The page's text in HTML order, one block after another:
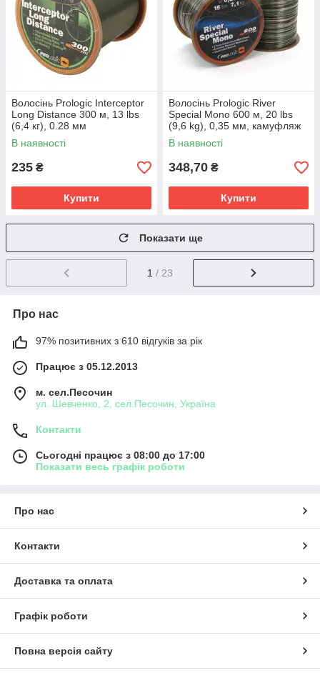
Волосінь Prologic Interceptor
Long Distance 300 м, 13 lbs
(6,4 кг), 0.28 мм
В наявності
235 ₴
Купити
Волосінь Prologic River
Special Mono 600 м, 20 lbs
(9,6 kg), 0,35 мм, камуфляж
В наявності
348,70 ₴
Купити
Показати ще
1 / 23
Про нас
97% позитивних з 610 відгуків за рік
Працює з 05.12.2013
м. сел.Песочин
ул. Шевченко, 2, сел.Песочин, Україна
Контакти
Сьогодні працює з 08:00 до 17:00
Показати весь графік роботи
Про нас
Контакти
Доставка та оплата
Графік роботи
Повна версія сайту